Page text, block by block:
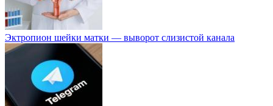
Эктропион шейки матки — выворот слизистой канала